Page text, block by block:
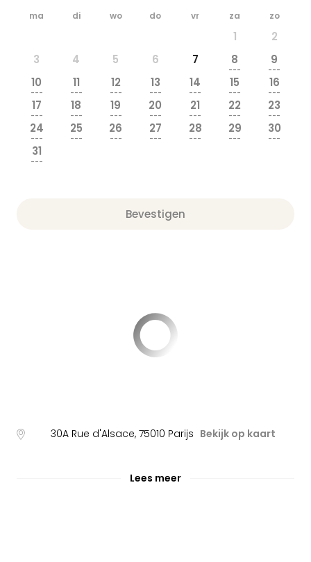
ma di wo do vr za zo
1
2
3
4 5 6 7 8
---
9
---
10
---
11
---
12
---
13
---
14
---
15
---
16
---
17
---
18
---
19
---
20
---
21
---
22
---
23
---
24
---
25
---
26
---
27
---
28
---
29
---
30
---
31
---
Bevestigen
30A Rue d'Alsace, 75010 Parijs Bekijk op kaart
Lees meer